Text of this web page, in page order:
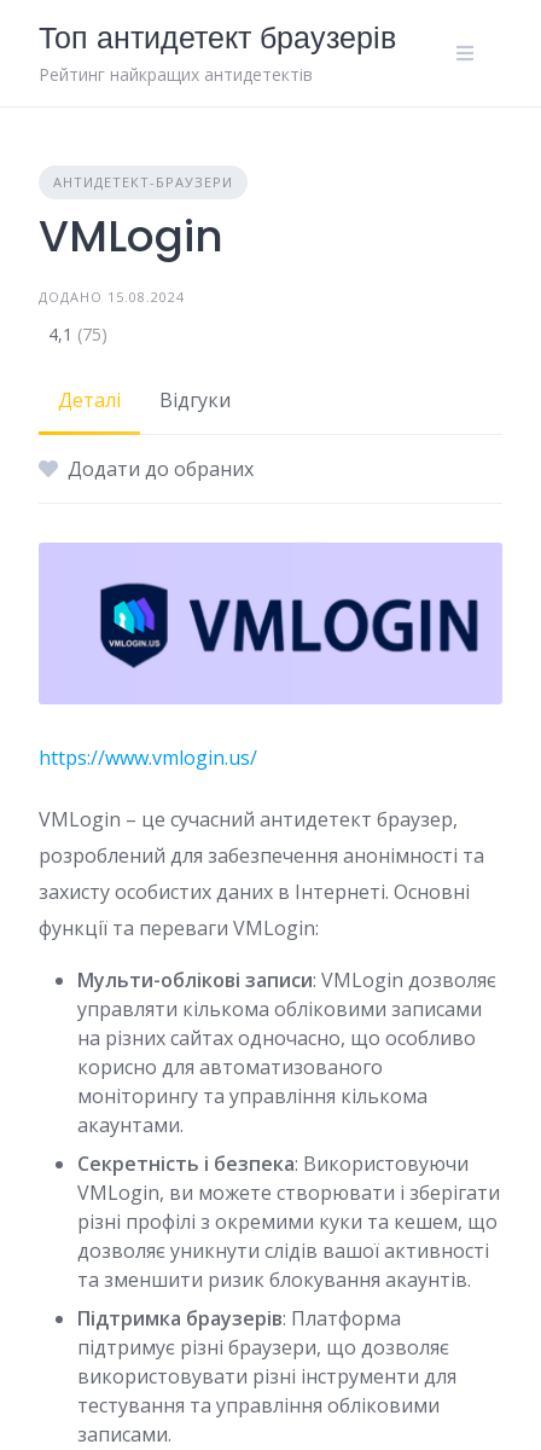
content
Топ антидетект браузерів
Рейтинг найкращих антидетектів
АНТИДЕТЕКТ-БРАУЗЕРИ
VMLogin
ДОДАНО 15.08.2024
4,1 (75)
Деталі Відгуки
Додати до обраних
https://www.vmlogin.us/
VMLogin – це сучасний антидетект браузер,
розроблений для забезпечення анонімності та
захисту особистих даних в Інтернеті. Основні
функції та переваги VMLogin:
Мульти-облікові записи: VMLogin дозволяє
управляти кількома обліковими записами
на різних сайтах одночасно, що особливо
корисно для автоматизованого
моніторингу та управління кількома
акаунтами.
Секретність і безпека: Використовуючи
VMLogin, ви можете створювати і зберігати
різні профілі з окремими куки та кешем, що
дозволяє уникнути слідів вашої активності
та зменшити ризик блокування акаунтів.
Підтримка браузерів: Платформа
підтримує різні браузери, що дозволяє
використовувати різні інструменти для
тестування та управління обліковими
записами.